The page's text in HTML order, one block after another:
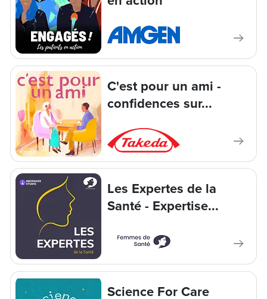
C'est pour un ami -
confidences sur...
Les Expertes de la
Santé - Expertise...
Science For Care